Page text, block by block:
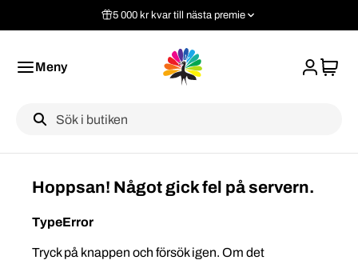
5 000 kr kvar till nästa premie
Meny
Label
Hoppsan! Något gick fel på servern.
TypeError
Tryck på knappen och försök igen. Om det